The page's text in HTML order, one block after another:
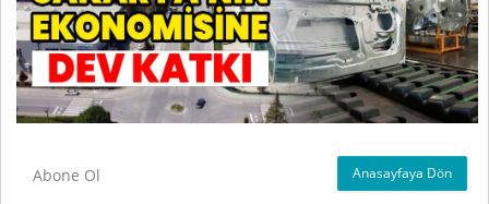
Abone Ol Anasayfaya Dön